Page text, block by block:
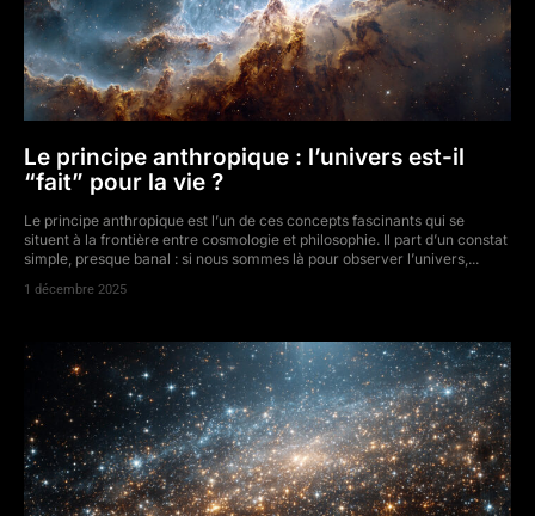
Le principe anthropique : l’univers est-il
“fait” pour la vie ?
Le principe anthropique est l’un de ces concepts fascinants qui se
situent à la frontière entre cosmologie et philosophie. Il part d’un constat
simple, presque banal : si nous sommes là pour observer l’univers,...
1 décembre 2025